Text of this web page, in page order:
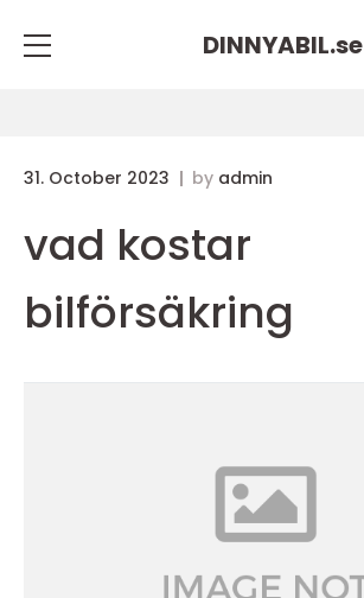
DINNYABIL.se
31. October 2023 by admin
vad kostar
bilförsäkring